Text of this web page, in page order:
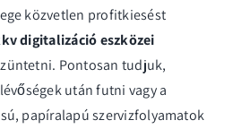
közvetlen profitkiesést
digitalizáció eszközei
Pontosan tudjuk,
után futni vagy a
papíralapú szervizfolyamatok